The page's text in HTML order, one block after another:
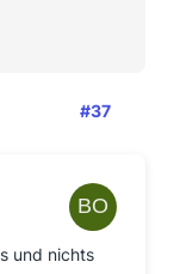
#37
und nichts